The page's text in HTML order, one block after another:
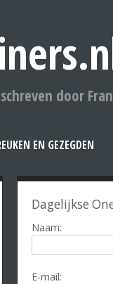
door
EN GEZEGDEN
Dagelijkse
Naam:
E-mail: